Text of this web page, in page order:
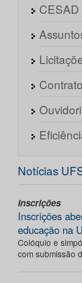
CESAD
Notícias
Inscrições
Inscrições
educação na
Colóquio e
com submissão